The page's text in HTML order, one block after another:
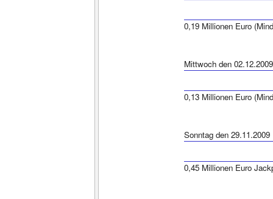
0,19 Millionen Euro
Mittwoch den 02.12.2009
0,13 Millionen Euro
Sonntag den 29.11.2009
0,45 Millionen Euro